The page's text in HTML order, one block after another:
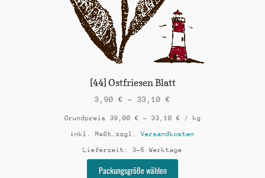
können
auf
der
Produktseite
gewählt
[44] Ostfriesen Blatt
3,90 € – 33,10 €
Grundpreis 39,00 € – 33,10 € / kg
inkl. MwSt. zzgl.Versandkosten
Lieferzeit: 3-5 Werktage
Packungsgröße wählen